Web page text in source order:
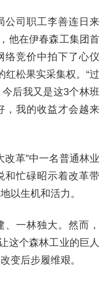
司职工李善连日来
他在伊春森工集团首
络竞价中拍下了心仪
红松果实采集权。“过
后我又是这3个林班
，我的收益才会越来
革”中一名普通林业
和忙碌昭示着改革带
以生机和活力。
一林独大。然而，
这个森林工业的巨人
变后步履维艰。